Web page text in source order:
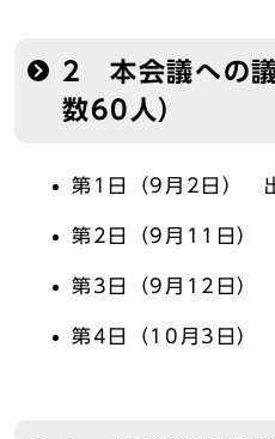
2 本会議への議
数60人）
第1日（9月2日）
第2日（9月11日）
第3日（9月12日）
第4日（10月3日）